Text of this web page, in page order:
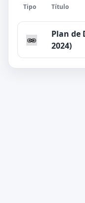
Tipo Título
Plan de
2024)